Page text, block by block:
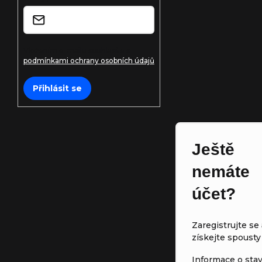
podmínkami ochrany osobních údajů
Přihlásit se
Ještě
nemáte
účet?
Zaregistrujte se
získejte spousty
Informace o